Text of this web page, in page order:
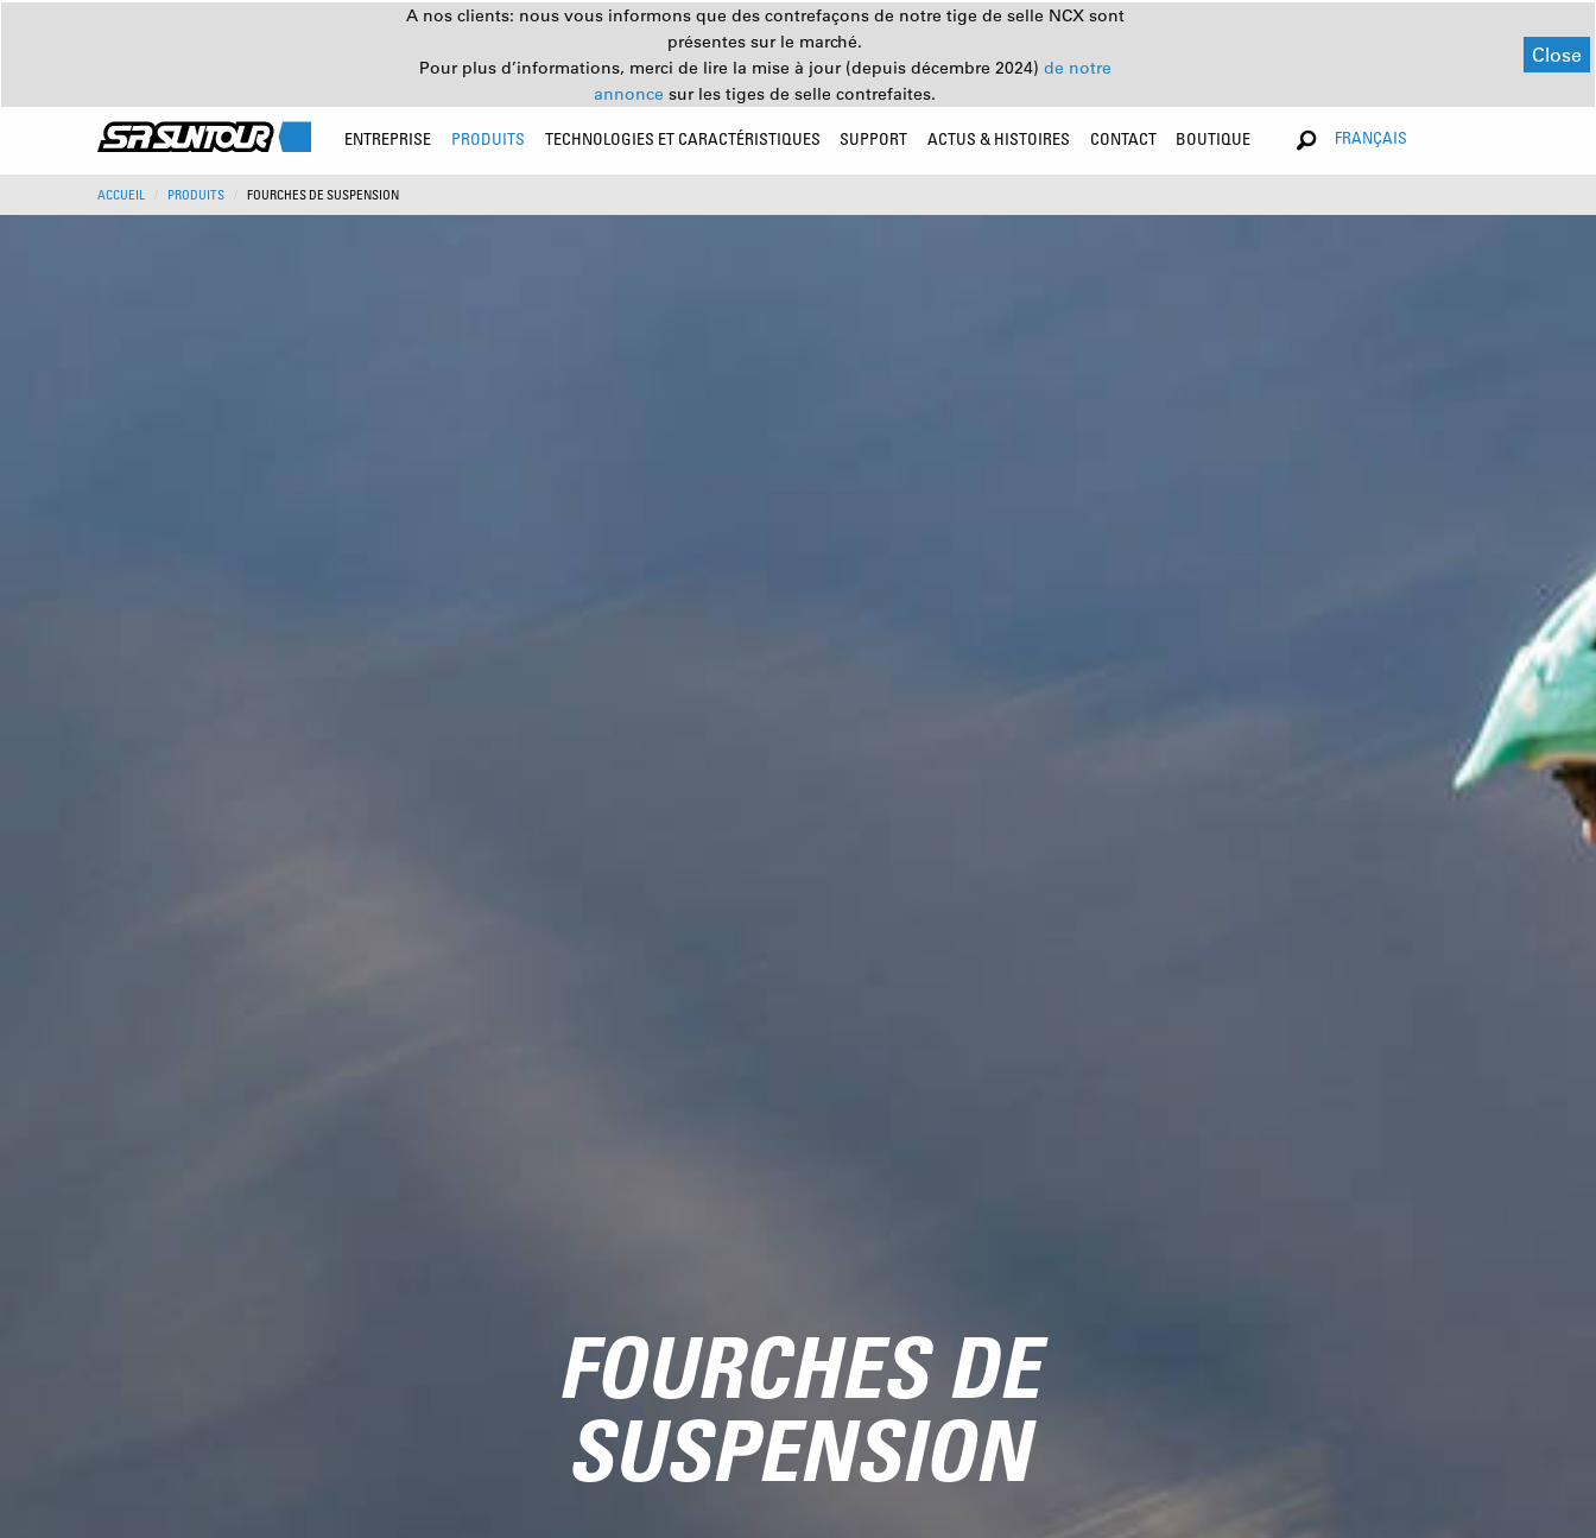
A nos clients: nous vous informons que des contrefaçons de notre tige de selle NCX sont
présentes sur le marché.
Pour plus d’informations, merci de lire la mise à jour (depuis décembre 2024) de notre
annonce sur les tiges de selle contrefaites.
Close
ENTREPRISE PRODUITS TECHNOLOGIES ET CARACTÉRISTIQUES SUPPORT ACTUS & HISTOIRES CONTACT BOUTIQUE FRANÇAIS
ACCUEIL PRODUITS FOURCHES DE SUSPENSION
FOURCHES DE
SUSPENSION